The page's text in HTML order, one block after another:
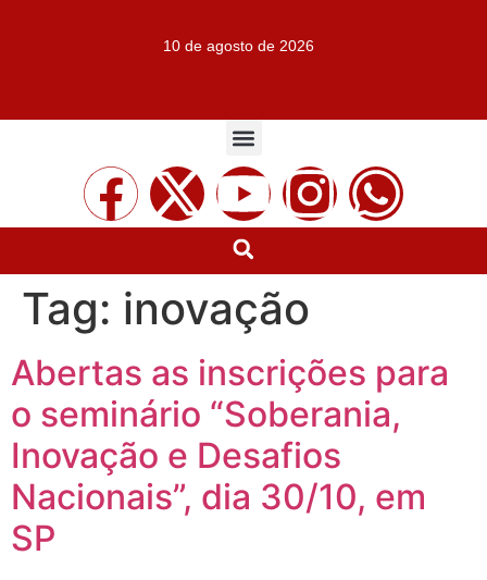
10 de agosto de 2026
Tag: inovação
Abertas as inscrições para
o seminário “Soberania,
Inovação e Desafios
Nacionais”, dia 30/10, em
SP